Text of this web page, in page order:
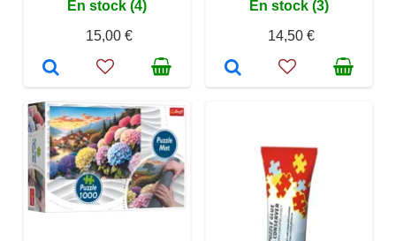
En stock (4)
15,00 €
En stock (3)
14,50 €